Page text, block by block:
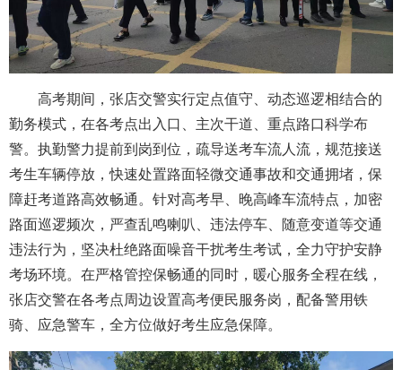
高考期间，张店交警实行定点值守、动态巡逻相结合的
勤务模式，在各考点出入口、主次干道、重点路口科学布
警。执勤警力提前到岗到位，疏导送考车流人流，规范接送
考生车辆停放，快速处置路面轻微交通事故和交通拥堵，保
障赶考道路高效畅通。针对高考早、晚高峰车流特点，加密
路面巡逻频次，严查乱鸣喇叭、违法停车、随意变道等交通
违法行为，坚决杜绝路面噪音干扰考生考试，全力守护安静
考场环境。在严格管控保畅通的同时，暖心服务全程在线，
张店交警在各考点周边设置高考便民服务岗，配备警用铁
骑、应急警车，全方位做好考生应急保障。